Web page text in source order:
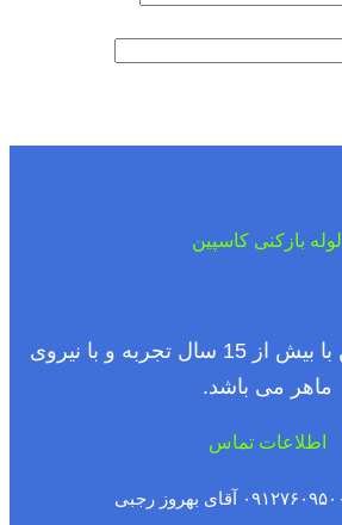
لوله بازکنی کاسپین
لوله بازکنی کاسپین با بیش از 15 سال تجربه و با نیروی
ماهر می باشد.
اطلاعات تماس